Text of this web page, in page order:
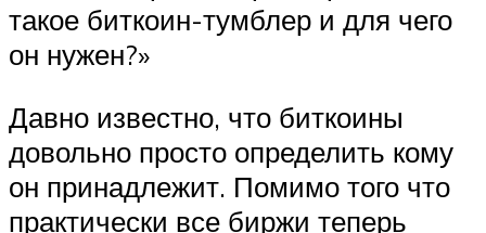
такое биткоин-тумблер и для чего
он нужен?»
Давно известно, что биткоины
довольно просто определить кому
он принадлежит. Помимо того что
практически все биржи теперь